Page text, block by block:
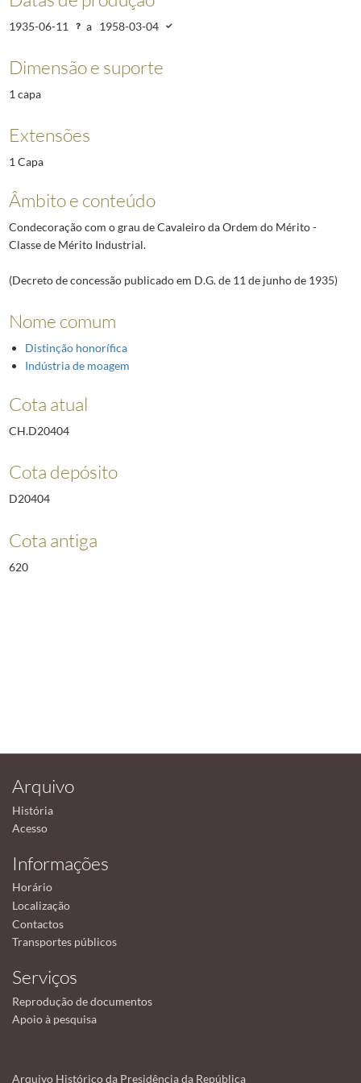
1935-06-11 a 1958-03-04
Dimensão e suporte
1 capa
Extensões
1 Capa
Âmbito e conteúdo
Condecoração com o grau de Cavaleiro da Ordem do Mérito -
Classe de Mérito Industrial.
(Decreto de concessão publicado em D.G. de 11 de junho de 1935)
Nome comum
Distinção honorífica
Indústria de moagem
Cota atual
CH.D20404
Cota depósito
D20404
Cota antiga
620
Arquivo
História
Acesso
Informações
Horário
Localização
Contactos
Transportes públicos
Serviços
Reprodução de documentos
Apoio à pesquisa
Arquivo Histórico da Presidência da República